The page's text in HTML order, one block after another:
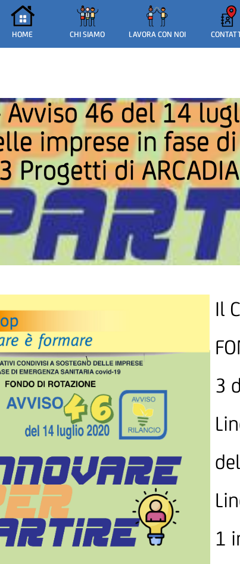
HOME CHI SIAMO LAVORA CON NOI
imprese in fase
Progetti di ARCADIA
Il
3
1